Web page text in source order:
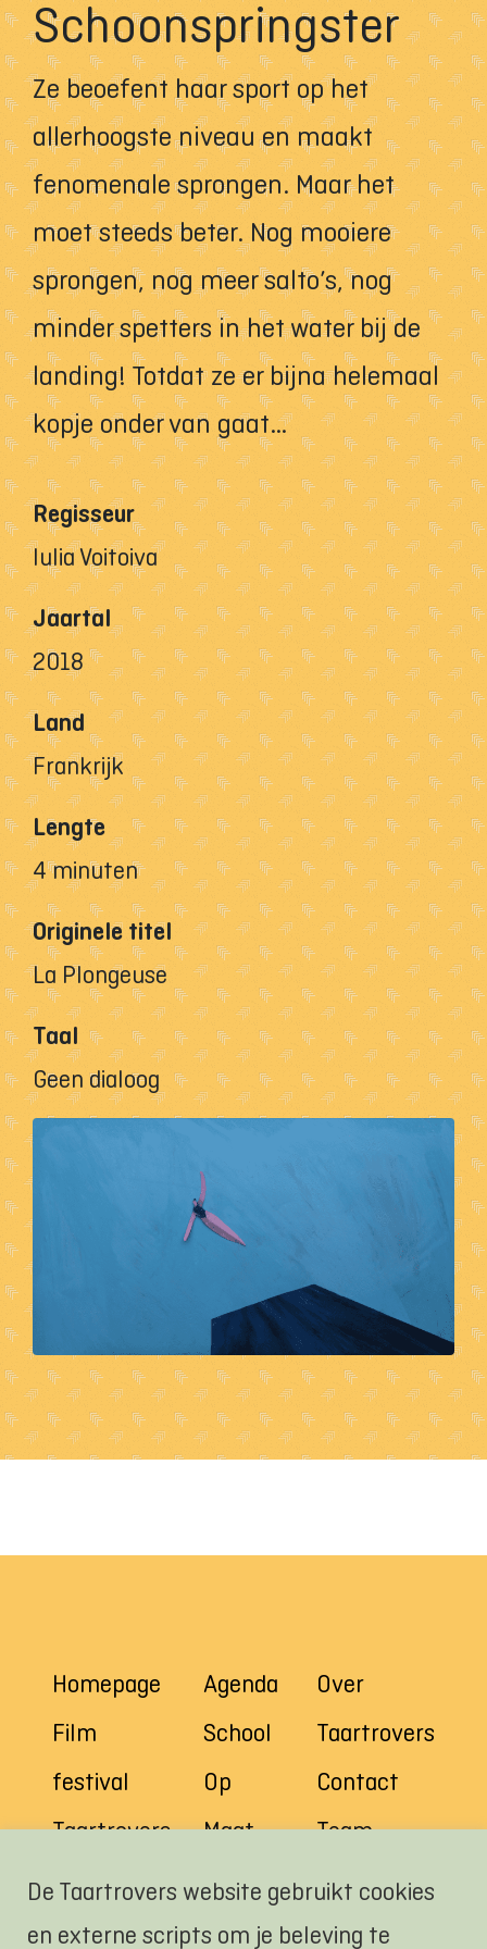
Schoonspringster
Ze beoefent haar sport op het
allerhoogste niveau en maakt
fenomenale sprongen. Maar het
moet steeds beter. Nog mooiere
sprongen, nog meer salto’s, nog
minder spetters in het water bij de
landing! Totdat ze er bijna helemaal
kopje onder van gaat…
Regisseur
Iulia Voitoiva
Jaartal
2018
Land
Frankrijk
Lengte
4 minuten
Originele titel
La Plongeuse
Taal
Geen dialoog
Homepage
Film
festival
Taartrovers
Thuis
Agenda
School
Op
Maat
Over
Taartrovers
Contact
Team
De Taartrovers website gebruikt cookies
en externe scripts om je beleving te